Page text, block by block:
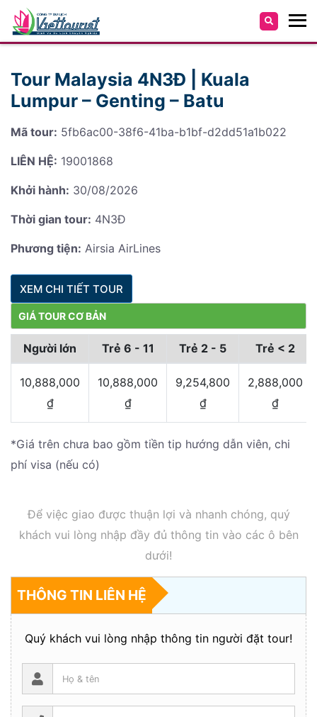
Tour Malaysia 4N3Đ | Kuala
Lumpur – Genting – Batu
Mã tour: 5fb6ac00-38f6-41ba-b1bf-d2dd51a1b022
LIÊN HỆ: 19001868
Khởi hành: 30/08/2026
Thời gian tour: 4N3Đ
Phương tiện: Airsia AirLines
XEM CHI TIẾT TOUR
GIÁ TOUR CƠ BẢN
Người lớn Trẻ 6 - 11 Trẻ 2 - 5 Trẻ < 2
10,888,000
₫
10,888,000
₫
9,254,800
₫
2,888,000
₫
*Giá trên chưa bao gồm tiền tip hướng dẫn viên, chi
phí visa (nếu có)
Để việc giao được thuận lợi và nhanh chóng, quý
khách vui lòng nhập đầy đủ thông tin vào các ô bên
dưới!
THÔNG TIN LIÊN HỆ
Quý khách vui lòng nhập thông tin người đặt tour!